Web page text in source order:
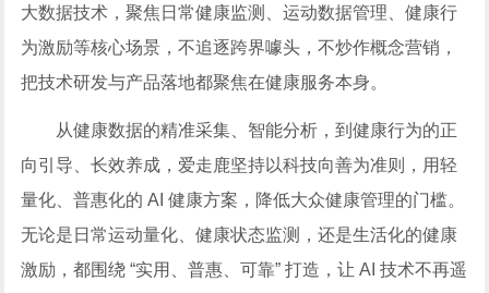
大数据技术，聚焦日常健康监测、运动数据管理、健康行
为激励等核心场景，不追逐跨界噱头，不炒作概念营销，
把技术研发与产品落地都聚焦在健康服务本身。
从健康数据的精准采集、智能分析，到健康行为的正
向引导、长效养成，爱走鹿坚持以科技向善为准则，用轻
量化、普惠化的 AI 健康方案，降低大众健康管理的门槛。
无论是日常运动量化、健康状态监测，还是生活化的健康
激励，都围绕 “实用、普惠、可靠” 打造，让 AI 技术不再遥